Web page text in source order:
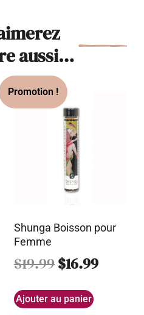
aussi…
Shunga Boisson pour
Femme
$19.99$16.99
Ajouter au panier